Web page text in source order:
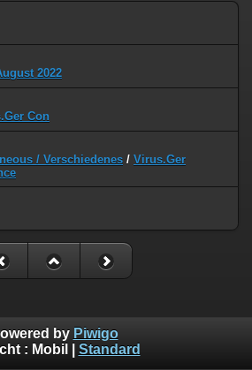
2022
Con
/ Verschiedenes / Virus.Ger
by Piwigo
: Mobil Standard